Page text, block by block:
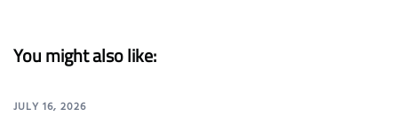
You might also like:
JULY 16, 2026